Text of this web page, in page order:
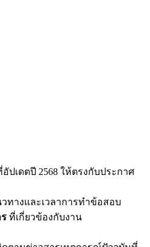
อัปเดตปี 2568 ให้ตรงกับประกาศ
วทางและเวลาการทำข้อสอบ
ที่เกี่ยวข้องกับงาน